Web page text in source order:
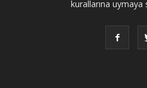
kurallarına